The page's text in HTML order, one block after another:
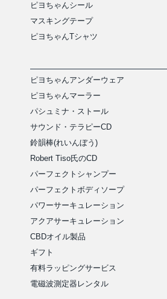
ピヨちゃんシール
マスキングテープ
ピヨちゃんTシャツ
ピヨちゃんアンダーウェア
ピヨちゃんマーラー
パシュミナ・ストール
サウンド・テラピーCD
鈴韻棒(れいんぼう)
Robert Tiso氏のCD
パーフェクトシャンプー
パーフェクトボディソープ
パワーサーキュレーション
アクアサーキュレーション
CBDオイル製品
ギフト
有料ラッピングサービス
電磁波測定器レンタル